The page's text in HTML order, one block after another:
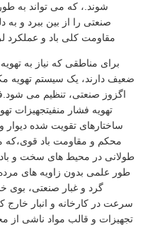
شوند.، که می تواند به
صنعتی را از بین ببرد و به
مقاومت کلی باد و عملکرد
برای مناطقی که نیاز به
ضعیف دارند، یک سیستم تهویه
اگزوز صنعتی، تنظیم می
تهویه فشار منفیتجهیزات
ساختارهای تقویت شده
محکم و مقاومت باد قوی،که
طولانی در محیط های سخت و
طور علمی بدون زاویه های
گرد و غبار صنعتی، بوی
سرعت در کارخانه و انبار خارج
تجهیزات و قالب مواد ناشی از